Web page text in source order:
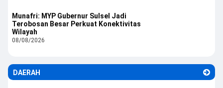
Munafri: MYP Gubernur Sulsel Jadi
Terobosan Besar Perkuat Konektivitas
Wilayah
08/08/2026
DAERAH